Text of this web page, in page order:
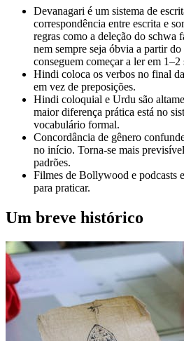
Devanagari é um sistema de
correspondência entre escrita e
regras como a deleção do schwa
nem sempre seja óbvia a partir
conseguem começar a ler em 1–2
Hindi coloca os verbos no final
em vez de preposições.
Hindi coloquial e Urdu são
maior diferença prática está no
vocabulário formal.
Concordância de gênero
no início. Torna-se mais
padrões.
Filmes de Bollywood e podcasts
para praticar.
Um breve histórico